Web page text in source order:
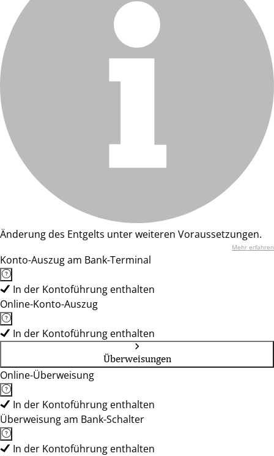
Änderung des Entgelts unter weiteren Voraussetzungen.
Mehr erfahren
Konto-Auszug am Bank-Terminal
In der Kontoführung enthalten
Online-Konto-Auszug
In der Kontoführung enthalten
Überweisungen
Online-Überweisung
In der Kontoführung enthalten
Überweisung am Bank-Schalter
In der Kontoführung enthalten